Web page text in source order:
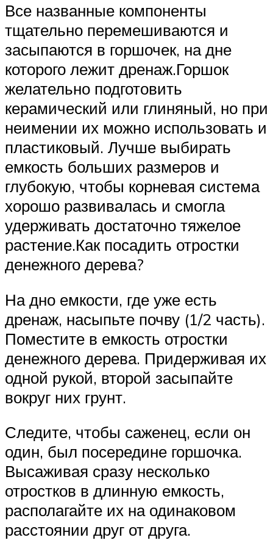
Все названные компоненты
тщательно перемешиваются и
засыпаются в горшочек, на дне
которого лежит дренаж.Горшок
желательно подготовить
керамический или глиняный, но при
неимении их можно использовать и
пластиковый. Лучше выбирать
емкость больших размеров и
глубокую, чтобы корневая система
хорошо развивалась и смогла
удерживать достаточно тяжелое
растение.Как посадить отростки
денежного дерева?
На дно емкости, где уже есть
дренаж, насыпьте почву (1/2 часть).
Поместите в емкость отростки
денежного дерева. Придерживая их
одной рукой, второй засыпайте
вокруг них грунт.
Следите, чтобы саженец, если он
один, был посередине горшочка.
Высаживая сразу несколько
отростков в длинную емкость,
располагайте их на одинаковом
расстоянии друг от друга.